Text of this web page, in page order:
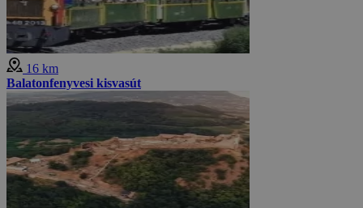
16 km
Balatonfenyvesi kisvasút